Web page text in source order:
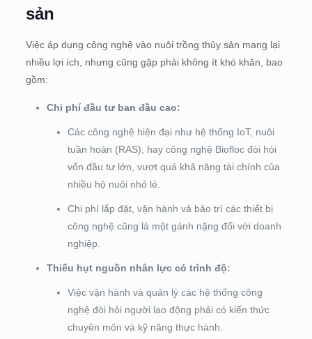
sản
Việc áp dụng công nghệ vào nuôi trồng thủy sản mang lại
nhiều lợi ích, nhưng cũng gặp phải không ít khó khăn, bao
gồm:
Chi phí đầu tư ban đầu cao:
Các công nghệ hiện đại như hệ thống IoT, nuôi
tuần hoàn (RAS), hay công nghệ Biofloc đòi hỏi
vốn đầu tư lớn, vượt quá khả năng tài chính của
nhiều hộ nuôi nhỏ lẻ.
Chi phí lắp đặt, vận hành và bảo trì các thiết bị
công nghệ cũng là một gánh nặng đối với doanh
nghiệp.
Thiếu hụt nguồn nhân lực có trình độ:
Việc vận hành và quản lý các hệ thống công
nghệ đòi hỏi người lao động phải có kiến thức
chuyên môn và kỹ năng thực hành.